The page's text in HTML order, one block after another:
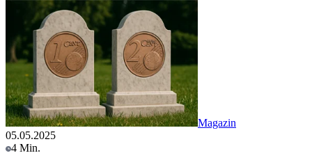
Magazin
05.05.2025
4 Min.